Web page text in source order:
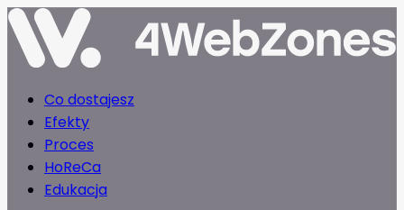
Co dostajesz
Efekty
Proces
HoReCa
Edukacja